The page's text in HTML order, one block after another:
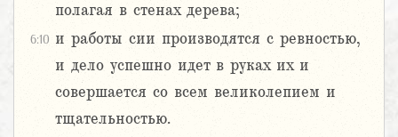
полагая в стенах дерева;
6:10 и работы сии производятся с ревностью,
и дело успешно идет в руках их и
совершается со всем великолепием и
тщательностью.